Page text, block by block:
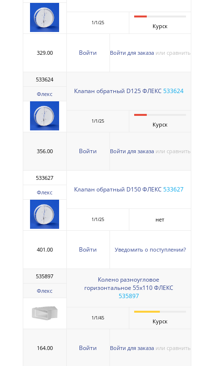
1/1/25 Курск
329.00 Войти Войти для заказа или сравнить
533624
Флекс Клапан обратный D125 ФЛЕКС 533624
1/1/25 Курск
356.00 Войти Войти для заказа или сравнить
533627
Флекс Клапан обратный D150 ФЛЕКС 533627
1/1/25 нет
401.00 Войти Уведомить о поступлении?
535897
Флекс
Колено разноугловое
горизонтальное 55х110 ФЛЕКС
535897
1/1/45 Курск
164.00 Войти Войти для заказа или сравнить